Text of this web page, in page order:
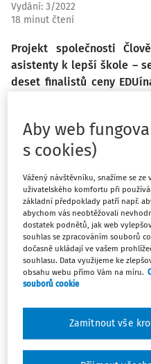
Vydání: 3/2022
18 minut čtení
Projekt společnosti
asistenty k lepší škole –
deset finalistů ceny
Adélou Lábusovou a
ohlasy?
Náš kurz by měl
podporu těm, kdo
podporou vzdělávání v
návodů není, snad
znevýhodněním a
zákona v roce 2016. V
metod, ale spíše teoreticky.
psaného očima dítěte
Aby web
s cookies)
Vážený návštěvníku, snažíme se
uživatelského komfortu při
základní předpoklady patří např.
abychom vás neobtěžovali
dostatek podnětů, jak web
souhlas se zpracováním souborů
dočasně ukládají ve vašem
souhlasu. Data využijeme ke
obsahu webu přímo Vám na míru.
souborů cookie
Zamítnout vše